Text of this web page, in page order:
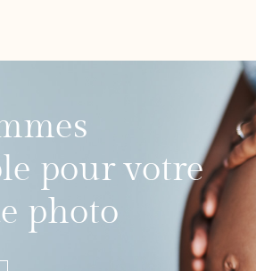
pour votre
photo